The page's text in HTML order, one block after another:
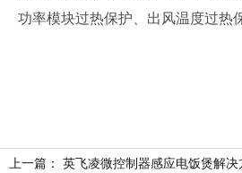
功率模块过热保护、出风温度过热
上一篇： 英飞凌微控制器感应电饭煲解决